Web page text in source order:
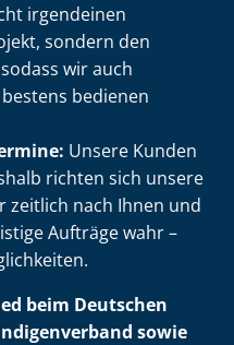
irgendeinen
sondern den
wir auch
bedienen
Unsere Kunden
richten sich unsere
zeitlich nach Ihnen und
Aufträge wahr –
beim Deutschen
sowie